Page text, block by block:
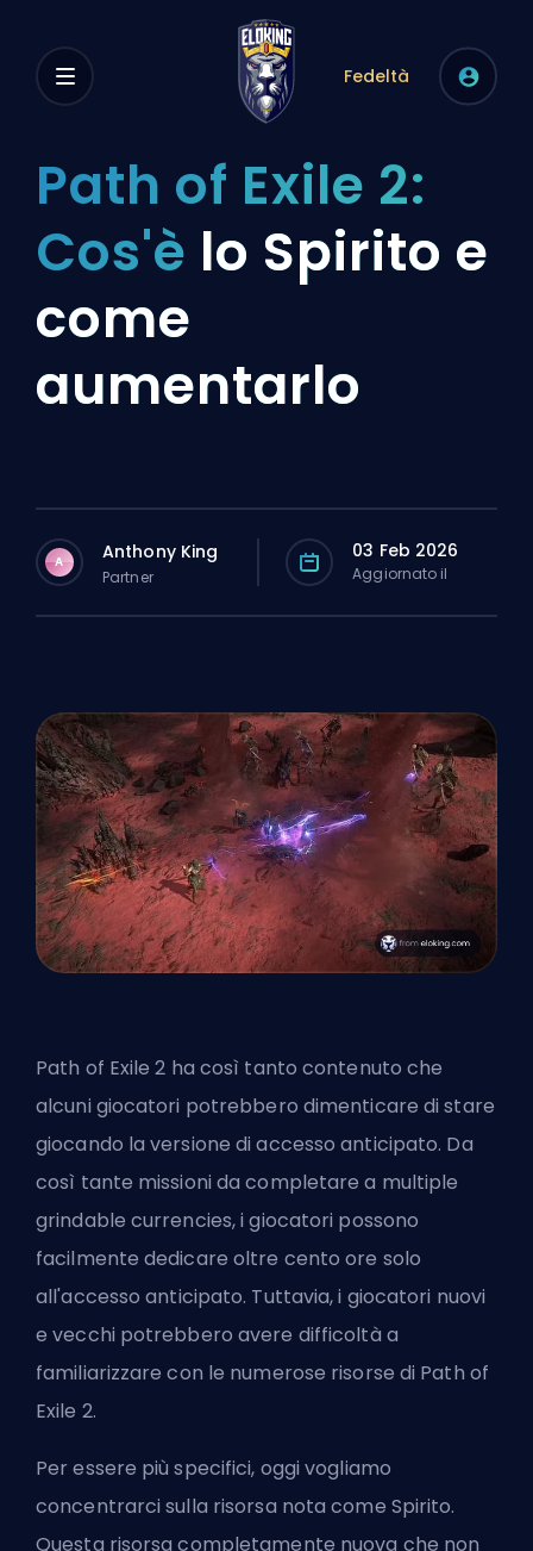
Fedeltà
Path of Exile 2:
Cos'è lo Spirito e
come
aumentarlo
A Anthony King
Partner
03 Feb 2026
Aggiornato il
Path of Exile 2 ha così tanto contenuto che
alcuni giocatori potrebbero dimenticare di stare
giocando la versione di accesso anticipato. Da
così tante missioni da completare a multiple
grindable currencies, i giocatori possono
facilmente dedicare oltre cento ore solo
all'accesso anticipato. Tuttavia, i giocatori nuovi
e vecchi potrebbero avere difficoltà a
familiarizzare con le numerose risorse di Path of
Exile 2.
Per essere più specifici, oggi vogliamo
concentrarci sulla risorsa nota come Spirito.
Questa risorsa completamente nuova che non